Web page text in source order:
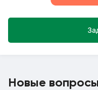
Новые вопросы